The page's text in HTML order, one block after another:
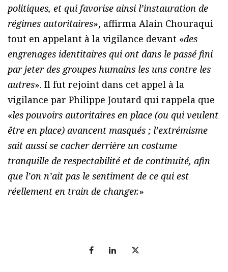
politiques, et qui favorise ainsi l’instauration de
régimes autoritaires», affirma Alain Chouraqui
tout en appelant à la vigilance devant «des
engrenages identitaires qui ont dans le passé fini
par jeter des groupes humains les uns contre les
autres». Il fut rejoint dans cet appel à la
vigilance par Philippe Joutard qui rappela que
«les pouvoirs autoritaires en place (ou qui veulent
être en place) avancent masqués ; l’extrémisme
sait aussi se cacher derrière un costume
tranquille de respectabilité et de continuité, afin
que l’on n’ait pas le sentiment de ce qui est
réellement en train de changer.»